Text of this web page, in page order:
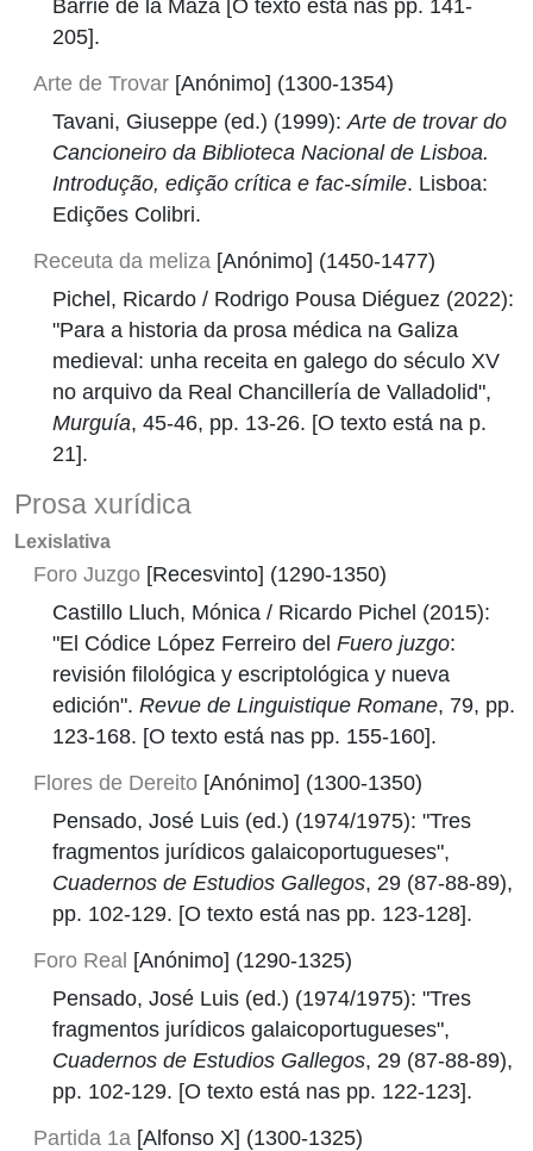
Barrié de la Maza [O texto está nas pp. 141-
205].
Arte de Trovar [Anónimo] (1300-1354)
Tavani, Giuseppe (ed.) (1999): Arte de trovar do
Cancioneiro da Biblioteca Nacional de Lisboa.
Introdução, edição crítica e fac-símile. Lisboa:
Edições Colibri.
Receuta da meliza [Anónimo] (1450-1477)
Pichel, Ricardo / Rodrigo Pousa Diéguez (2022):
"Para a historia da prosa médica na Galiza
medieval: unha receita en galego do século XV
no arquivo da Real Chancillería de Valladolid",
Murguía, 45-46, pp. 13-26. [O texto está na p.
21].
Prosa xurídica
Lexislativa
Foro Juzgo [Recesvinto] (1290-1350)
Castillo Lluch, Mónica / Ricardo Pichel (2015):
"El Códice López Ferreiro del Fuero juzgo:
revisión filológica y escriptológica y nueva
edición". Revue de Linguistique Romane, 79, pp.
123-168. [O texto está nas pp. 155-160].
Flores de Dereito [Anónimo] (1300-1350)
Pensado, José Luis (ed.) (1974/1975): "Tres
fragmentos jurídicos galaicoportugueses",
Cuadernos de Estudios Gallegos, 29 (87-88-89),
pp. 102-129. [O texto está nas pp. 123-128].
Foro Real [Anónimo] (1290-1325)
Pensado, José Luis (ed.) (1974/1975): "Tres
fragmentos jurídicos galaicoportugueses",
Cuadernos de Estudios Gallegos, 29 (87-88-89),
pp. 102-129. [O texto está nas pp. 122-123].
Partida 1a [Alfonso X] (1300-1325)